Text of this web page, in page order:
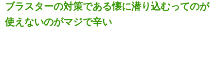
ブラスターの対策である懐に潜り込むってのが
使えないのがマジで辛い